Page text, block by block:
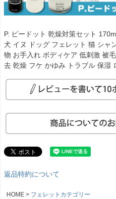
P. ピードット 乾燥対策セット
犬 イヌ ドッグ フェレット 猫 シャ
物 お手入れ ボディケア 低刺激 被
去 乾燥 フケ かゆみ トラブル 保湿
返品特約について
HOME
フェレットカテゴリー